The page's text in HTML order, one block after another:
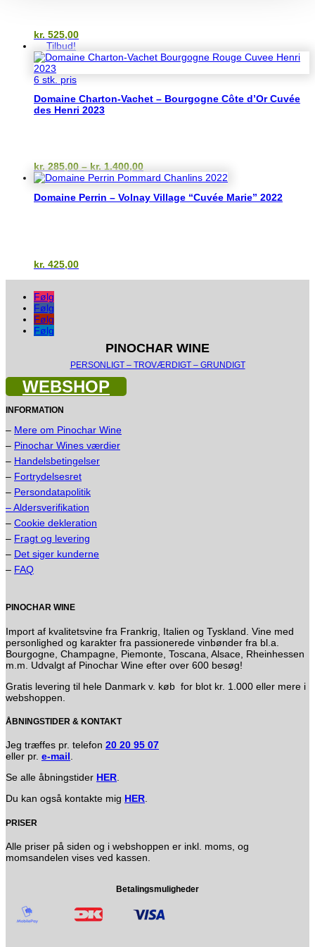
kr. 525,00
Tilbud!
6 stk. pris
Domaine Charton-Vachet – Bourgogne Côte d’Or Cuvée
des Henri 2023
kr. 285,00 – kr. 1.400,00Prisinterval:
kr. 285,00
kr. 1.400,00
Domaine Perrin – Volnay Village “Cuvée Marie” 2022
kr. 425,00
Følg
Følg
Følg
Følg
PINOCHAR WINE
PERSONLIGT – TROVÆRDIGT – GRUNDIGT
WEBSHOP
INFORMATION
– Mere om Pinochar Wine
– Pinochar Wines værdier
– Handelsbetingelser
– Fortrydelsesret
– Persondatapolitik
– Aldersverifikation
– Cookie dekleration
– Fragt og levering
– Det siger kunderne
– FAQ
PINOCHAR WINE
Import af kvalitetsvine fra Frankrig, Italien og Tyskland. Vine med
personlighed og karakter fra passionerede vinbønder fra bl.a.
Bourgogne, Champagne, Piemonte, Toscana, Alsace, Rheinhessen
m.m. Udvalgt af Pinochar Wine efter over 600 besøg!
Gratis levering til hele Danmark v. køb for blot kr. 1.000 eller mere i
webshoppen.
ÅBNINGSTIDER & KONTAKT
Jeg træffes pr. telefon 20 20 95 07
eller pr. e-mail.
Se alle åbningstider HER.
Du kan også kontakte mig HER.
PRISER
Alle priser på siden og i webshoppen er inkl. moms, og
momsandelen vises ved kassen.
Betalingsmuligheder